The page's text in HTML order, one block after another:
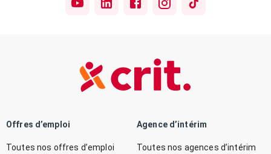
Offres d’emploi
Toutes nos offres d’emploi
Agence d’intérim
Toutes nos agences d’intérim